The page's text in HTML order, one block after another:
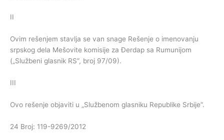
II
Ovim rešenjem stavlja se van snage Rešenje o imenovanju
srpskog dela Mešovite komisije za Đerdap sa Rumunijom
(„Službeni glasnik RS”, broj 97/09).
III
Ovo rešenje objaviti u „Službenom glasniku Republike Srbije”.
24 Broj: 119-9269/2012